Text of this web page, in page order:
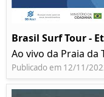
Brasil Surf Tour -
Ao vivo da Praia da
Publicado em 12/11/